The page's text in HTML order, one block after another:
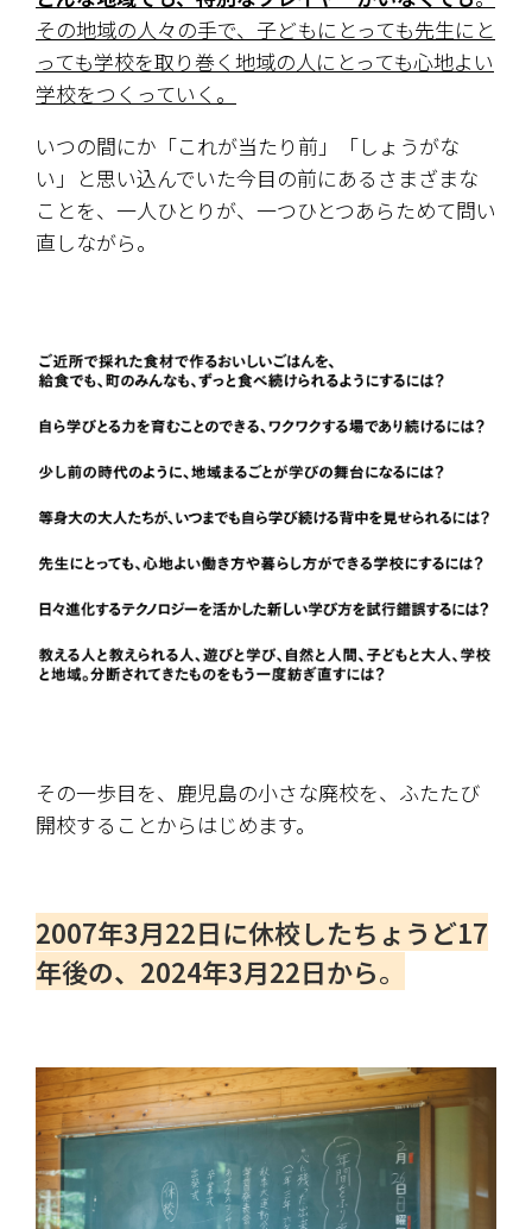
その地域の人々の手で、子どもにとっても先生にと
っても学校を取り巻く地域の人にとっても心地よい
学校をつくっていく。
いつの間にか「これが当たり前」「しょうがな
い」と思い込んでいた今目の前にあるさまざまな
ことを、一人ひとりが、一つひとつあらためて問い
直しながら。
その一歩目を、鹿児島の小さな廃校を、ふたたび
開校することからはじめます。
2007年3月22日に休校したちょうど17
年後の、2024年3月22日から。